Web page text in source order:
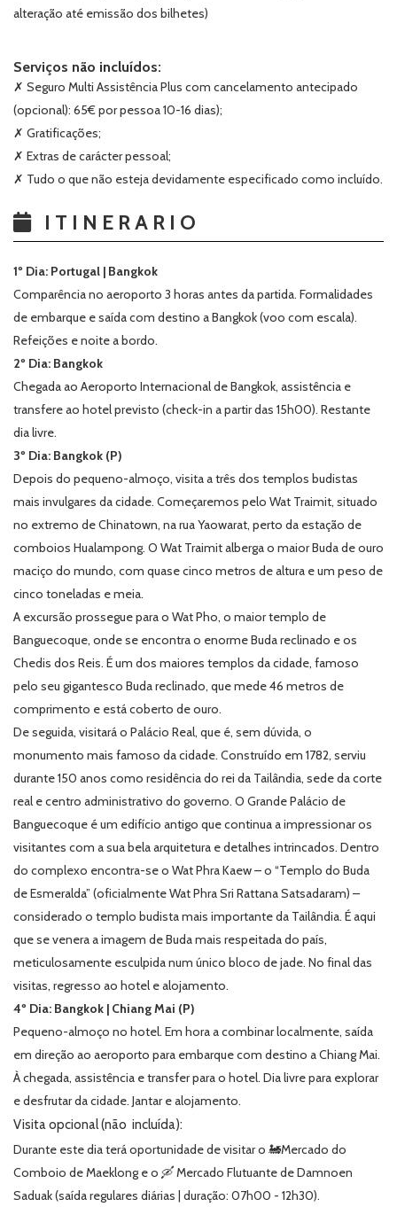
alteração até emissão dos bilhetes)
Serviços não incluídos:
✗ Seguro Multi Assistência Plus com cancelamento antecipado
(opcional): 65€ por pessoa 10-16 dias);
✗ Gratificações;
✗ Extras de carácter pessoal;
✗ Tudo o que não esteja devidamente especificado como incluído.
ITINERARIO
1º Dia: Portugal | Bangkok
Comparência no aeroporto 3 horas antes da partida. Formalidades
de embarque e saída com destino a Bangkok (voo com escala).
Refeições e noite a bordo.
2º Dia: Bangkok
Chegada ao Aeroporto Internacional de Bangkok, assistência e
transfere ao hotel previsto (check-in a partir das 15h00). Restante
dia livre.
3º Dia: Bangkok (P)
Depois do pequeno-almoço, visita a três dos templos budistas
mais invulgares da cidade. Começaremos pelo Wat Traimit, situado
no extremo de Chinatown, na rua Yaowarat, perto da estação de
comboios Hualampong. O Wat Traimit alberga o maior Buda de ouro
maciço do mundo, com quase cinco metros de altura e um peso de
cinco toneladas e meia.
A excursão prossegue para o Wat Pho, o maior templo de
Banguecoque, onde se encontra o enorme Buda reclinado e os
Chedis dos Reis. É um dos maiores templos da cidade, famoso
pelo seu gigantesco Buda reclinado, que mede 46 metros de
comprimento e está coberto de ouro.
De seguida, visitará o Palácio Real, que é, sem dúvida, o
monumento mais famoso da cidade. Construído em 1782, serviu
durante 150 anos como residência do rei da Tailândia, sede da corte
real e centro administrativo do governo. O Grande Palácio de
Banguecoque é um edifício antigo que continua a impressionar os
visitantes com a sua bela arquitetura e detalhes intrincados. Dentro
do complexo encontra-se o Wat Phra Kaew – o “Templo do Buda
de Esmeralda” (oficialmente Wat Phra Sri Rattana Satsadaram) –
considerado o templo budista mais importante da Tailândia. É aqui
que se venera a imagem de Buda mais respeitada do país,
meticulosamente esculpida num único bloco de jade. No final das
visitas, regresso ao hotel e alojamento.
4º Dia: Bangkok | Chiang Mai (P)
Pequeno-almoço no hotel. Em hora a combinar localmente, saída
em direção ao aeroporto para embarque com destino a Chiang Mai.
À chegada, assistência e transfer para o hotel. Dia livre para explorar
e desfrutar da cidade. Jantar e alojamento.
Visita opcional (não incluída):
Durante este dia terá oportunidade de visitar o 🚂Mercado do
Comboio de Maeklong e o 🛶 Mercado Flutuante de Damnoen
Saduak (saída regulares diárias | duração: 07h00 - 12h30).